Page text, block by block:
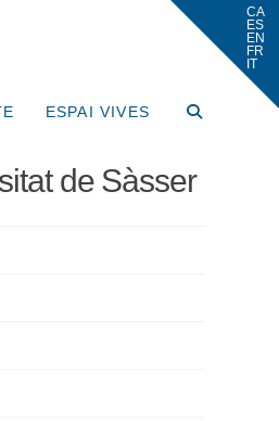
ESPAI VIVES
de Sàsser